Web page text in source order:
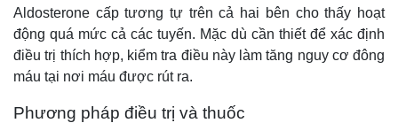
Aldosterone cấp tương tự trên cả hai bên cho thấy hoạt
động quá mức cả các tuyến. Mặc dù cần thiết để xác định
điều trị thích hợp, kiểm tra điều này làm tăng nguy cơ đông
máu tại nơi máu được rút ra.
Phương pháp điều trị và thuốc